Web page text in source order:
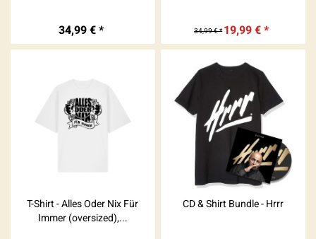
34,99 € * 34,99 € * 19,99 € *
T-Shirt - Alles Oder Nix Für
Immer (oversized),...
CD & Shirt Bundle - Hrrr